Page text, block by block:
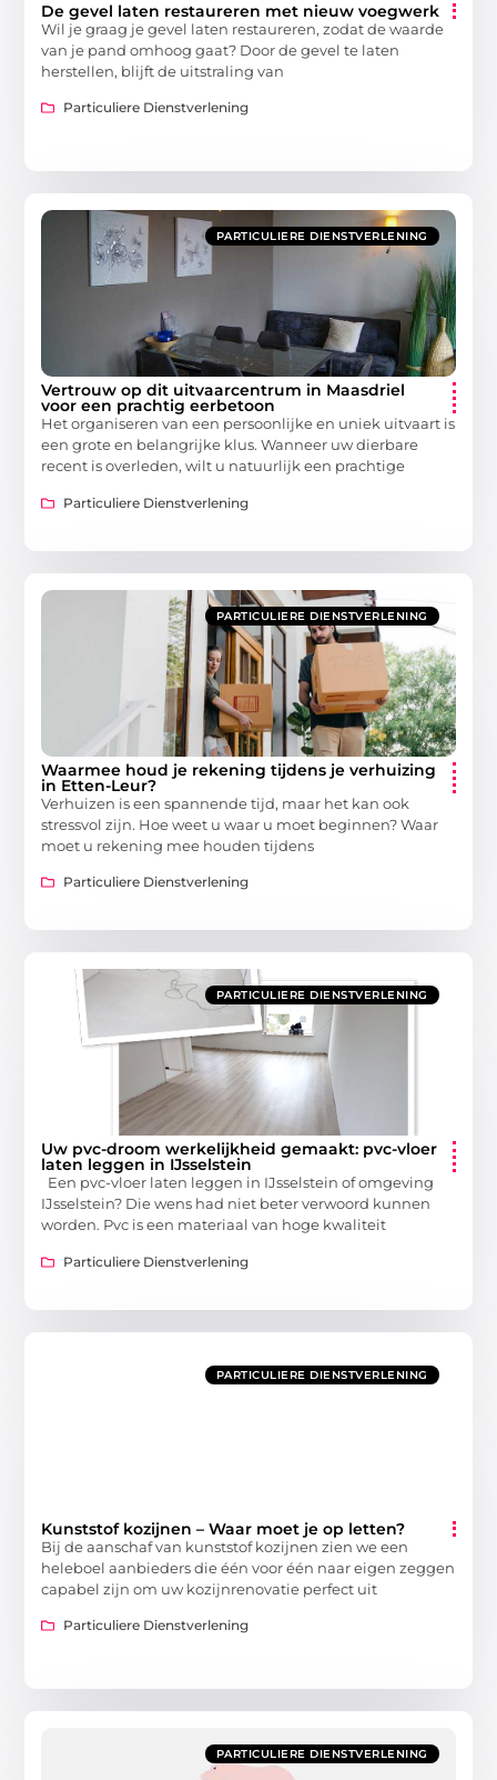
De gevel laten restaureren met nieuw voegwerk
Wil je graag je gevel laten restaureren, zodat de waarde
van je pand omhoog gaat? Door de gevel te laten
herstellen, blijft de uitstraling van
Particuliere Dienstverlening
PARTICULIERE DIENSTVERLENING
Vertrouw op dit uitvaarcentrum in Maasdriel
voor een prachtig eerbetoon
Het organiseren van een persoonlijke en uniek uitvaart is
een grote en belangrijke klus. Wanneer uw dierbare
recent is overleden, wilt u natuurlijk een prachtige
Particuliere Dienstverlening
PARTICULIERE DIENSTVERLENING
Waarmee houd je rekening tijdens je verhuizing
in Etten-Leur?
Verhuizen is een spannende tijd, maar het kan ook
stressvol zijn. Hoe weet u waar u moet beginnen? Waar
moet u rekening mee houden tijdens
Particuliere Dienstverlening
PARTICULIERE DIENSTVERLENING
Uw pvc-droom werkelijkheid gemaakt: pvc-vloer
laten leggen in IJsselstein
Een pvc-vloer laten leggen in IJsselstein of omgeving
IJsselstein? Die wens had niet beter verwoord kunnen
worden. Pvc is een materiaal van hoge kwaliteit
Particuliere Dienstverlening
PARTICULIERE DIENSTVERLENING
Kunststof kozijnen – Waar moet je op letten?
Bij de aanschaf van kunststof kozijnen zien we een
heleboel aanbieders die één voor één naar eigen zeggen
capabel zijn om uw kozijnrenovatie perfect uit
Particuliere Dienstverlening
PARTICULIERE DIENSTVERLENING